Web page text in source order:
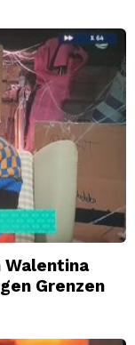
Walentina
Grenzen